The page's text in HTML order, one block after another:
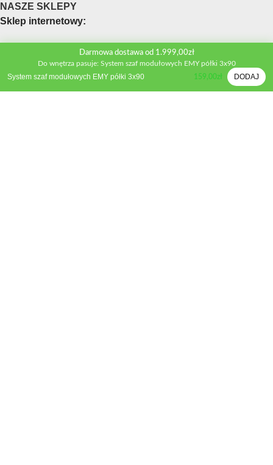
NASZE SKLEPY
Sklep internetowy:
Obsługa telefoniczna sklepu
Telefon:+48 533 312 041
Darmowa dostawa od 1.999,00zł
Do wnętrza pasuje: System szaf modułowych EMY półki 3x90
System szaf modułowych EMY półki 3x90 159,00zł DODAJ